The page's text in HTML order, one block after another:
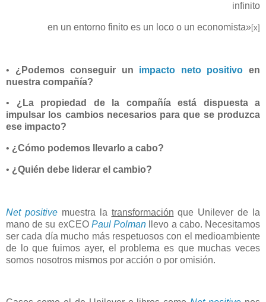
infinito
en un entorno finito es un loco o un economista»[x]
• ¿Podemos conseguir un impacto neto positivo en
nuestra compañía?
• ¿La propiedad de la compañía está dispuesta a
impulsar los cambios necesarios para que se produzca
ese impacto?
• ¿Cómo podemos llevarlo a cabo?
• ¿Quién debe liderar el cambio?
Net positivemuestra la transformación que Unilever de la
mano de su exCEO Paul Polman llevo a cabo. Necesitamos
ser cada día mucho más respetuosos con el medioambiente
de lo que fuimos ayer, el problema es que muchas veces
somos nosotros mismos por acción o por omisión.